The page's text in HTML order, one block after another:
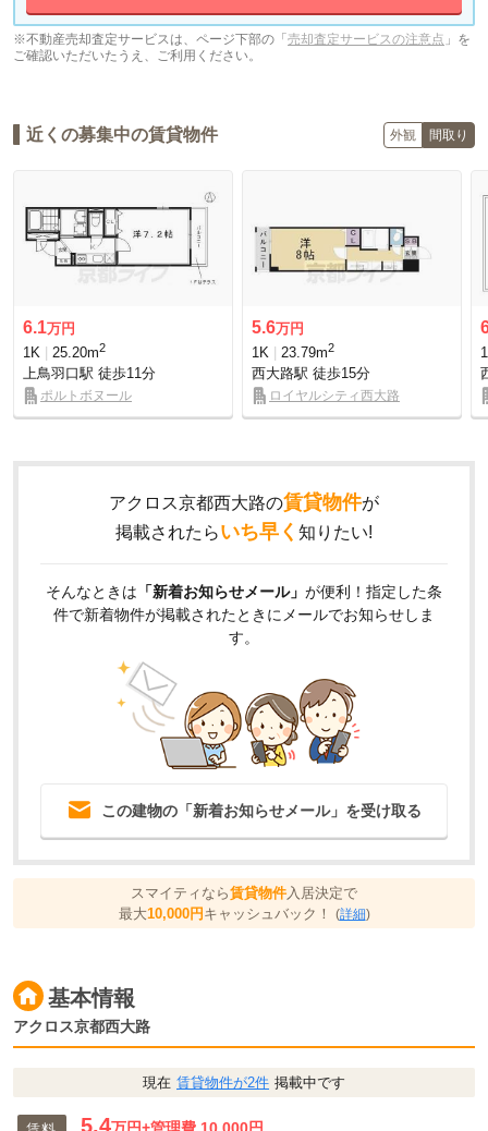
※不動産売却査定サービスは、ページ下部の「 売却査定サービスの注意点 」を
ご確認いただいたうえ、ご利用ください。
近くの募集中の賃貸物件 外観 間取り
6.1万円
1K
25.20m2
上鳥羽口駅 徒歩11分
ポルトボヌール
5.6万円
1K
23.79m2
西大路駅 徒歩15分
ロイヤルシティ西大路
アクロス京都西大路の賃貸物件が
掲載されたらいち早く 知りたい!
そんなときは 「新着お知らせメール」 が便利！指定した条
件で新着物件が掲載されたときにメールでお知らせしま
す。
この建物の「新着お知らせメール」を受け取る
スマイティなら賃貸物件 入居決定で
最大10,000円キャッシュバック！ (詳細)
基本情報
アクロス京都西大路
現在 賃貸物件が2件 掲載中です
5.4万円+管理費 10,000円